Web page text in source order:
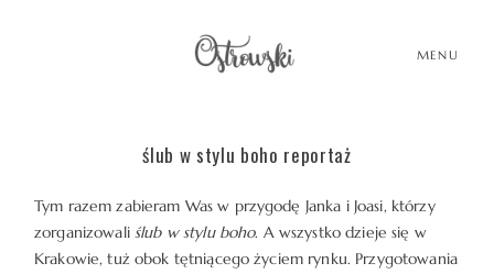
MENU
ślub w stylu boho reportaż
Tym razem zabieram Was w przygodę Janka i Joasi, którzy
zorganizowali ślub w stylu boho. A wszystko dzieje się w
Krakowie, tuż obok tętniącego życiem rynku. Przygotowania
HOME
HISTORIE